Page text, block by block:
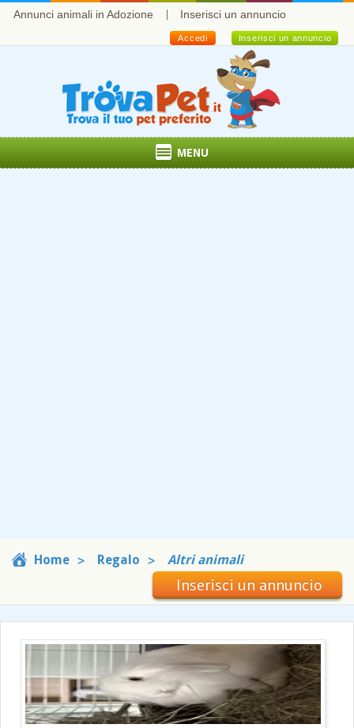
Annunci animali in Adozione Inserisci un annuncio
Inserisci un annuncio
Accedi
MENU
Home Regalo Altri animali
Inserisci un annuncio